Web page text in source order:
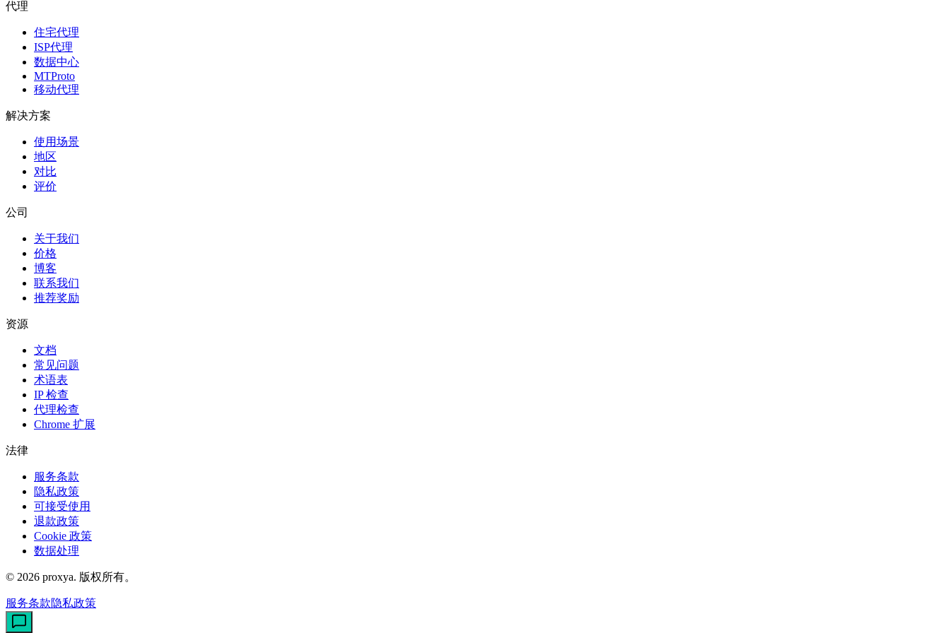
代理
住宅代理
ISP代理
数据中心
MTProto
移动代理
解决方案
使用场景
地区
对比
评价
公司
关于我们
价格
博客
联系我们
推荐奖励
资源
文档
常见问题
术语表
IP 检查
代理检查
Chrome 扩展
法律
服务条款
隐私政策
可接受使用
退款政策
Cookie 政策
数据处理
© 2026 proxya. 版权所有。
服务条款隐私政策